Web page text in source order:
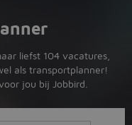
liefst 104 vacatures,
als transportplanner!
jou bij Jobbird.